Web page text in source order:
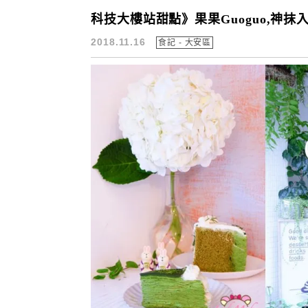
科技大樓站甜點》果果Guoguo,神抹
2018.11.16 食記 - 大安區